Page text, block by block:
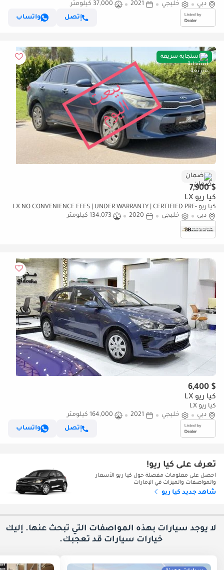
دبي
خليجي 2021
37,000 كيلومتر
إتصل
واتساب
استجابة سريعة
ضمان
$ 7,900
كيا ريو LX
كيا ريو LX NO CONVENIENCE FEES | UNDER WARRANTY | CERTIFIED PRE-
OWNED | 0% DOWN PAYMENT
دبي خليجي 2020 134,073 كيلومتر
$ 6,400
كيا ريو LX
كيا ريو LX
دبي
خليجي 2021
164,000 كيلومتر
إتصل
واتساب
تعرف على كيا ريو!
احصل على معلومات مفصلة حول كيا ريو الأسعار
والمواصفات والميزات في الإمارات
شاهد جديد كيا ريو
لا يوجد سيارات بهذه المواصفات التي تبحث عنها. إليك
خيارات سيارات قد تعجبك.